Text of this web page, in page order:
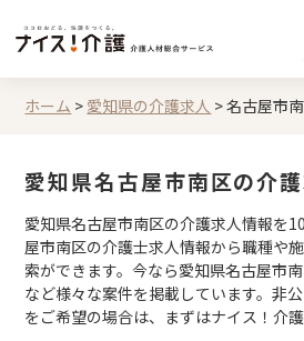
ホーム > 愛知県の介護求人 >名古屋市
愛知県名古屋市南区の介
愛知県名古屋市南区の介護求人情報を
屋市南区の介護士求人情報から職種や
索ができます。今なら愛知県名古屋市
など様々な案件を掲載しています。非
をご希望の場合は、まずはナイス！介